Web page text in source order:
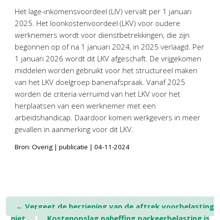
Bedrijfseconomisch advies
Belastingadvies Purmerend
Online boekhouden
Nieuws &informatie
Nieuwsbrief
Nieuwsoverzicht
Handige links
Downloads
Avanti Online
Het lage-inkomensvoordeel (LIV) vervalt per 1 januari
2025. Het loonkostenvoordeel (LKV) voor oudere
werknemers wordt voor dienstbetrekkingen, die zijn
begonnen op of na 1 januari 2024, in 2025 verlaagd. Per
1 januari 2026 wordt dit LKV afgeschaft. De vrijgekomen
middelen worden gebruikt voor het structureel maken
van het LKV doelgroep banenafspraak. Vanaf 2025
worden de criteria verruimd van het LKV voor het
herplaatsen van een werknemer met een
arbeidshandicap. Daardoor komen werkgevers in meer
gevallen in aanmerking voor dit LKV.
Bron: Overig | publicatie | 04-11-2024
Post
← Vergeet de herziening van de aftrek voorbelasting